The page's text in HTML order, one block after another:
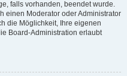
falls vorhanden, beendet wurde.
einen Moderator oder Administrator
die Möglichkeit, Ihre eigenen
Board-Administration erlaubt